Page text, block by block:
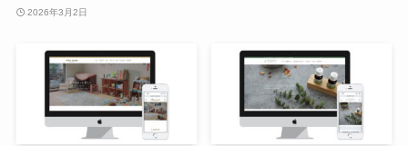
2026年3月2日